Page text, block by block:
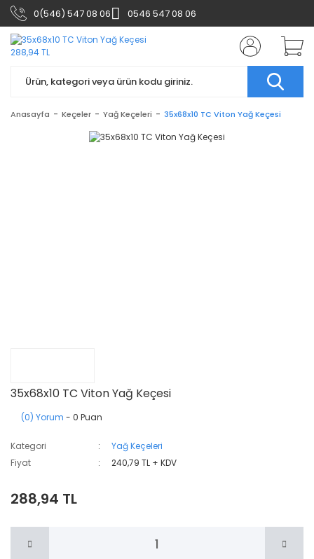
0(546) 547 08 06 0546 547 08 06
Anasayfa Keçeler Yağ Keçeleri 35x68x10 TC Viton Yağ Keçesi
35x68x10 TC Viton Yağ Keçesi
(0) Yorum - 0 Puan
Kategori
Yağ Keçeleri
Fiyat
240,79 TL + KDV
288,94 TL